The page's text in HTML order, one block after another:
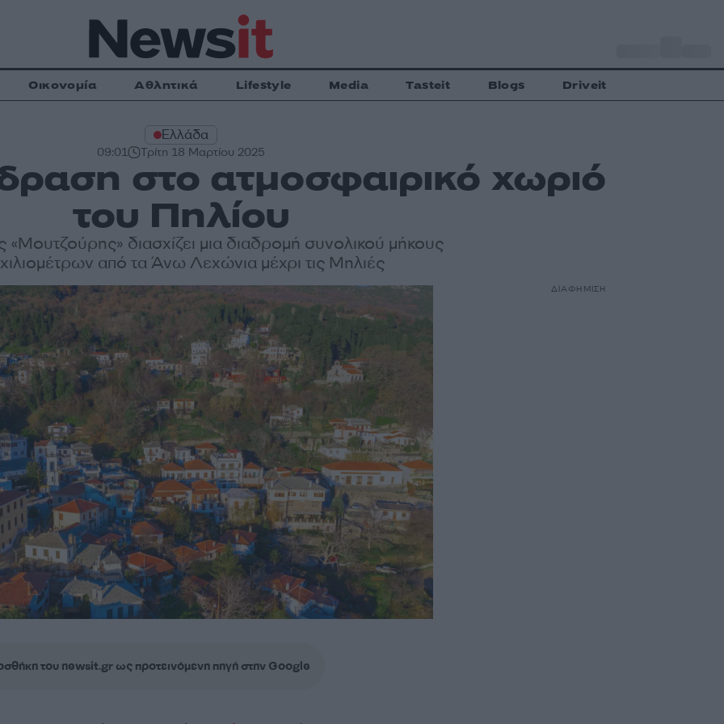
Οικονομία Αθλητικά Lifestyle Media Tasteit Blogs Driveit
Ελλάδα
09:01 Τρίτη 18 Μαρτίου 2025
στο ατμοσφαιρικό χωριό
του Πηλίου
«Μουτζούρης» διασχίζει μια διαδρομή συνολικού μήκους
από τα Άνω Λεχώνια μέχρι τις Μηλιές
του newsit.gr ως προτεινόμενη πηγή στην Google
ΔΙΑΦΗΜΙΣΗ